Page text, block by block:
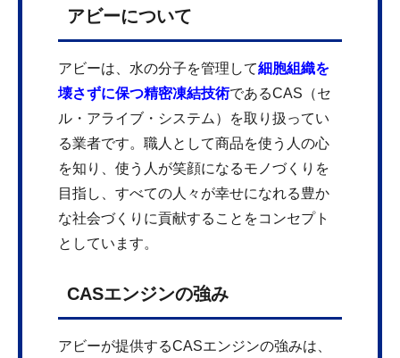
アビーについて
アビーは、水の分子を管理して細胞組織を
壊さずに保つ精密凍結技術であるCAS（セ
ル・アライブ・システム）を取り扱ってい
る業者です。職人として商品を使う人の心
を知り、使う人が笑顔になるモノづくりを
目指し、すべての人々が幸せになれる豊か
な社会づくりに貢献することをコンセプト
としています。
CASエンジンの強み
アビーが提供するCASエンジンの強みは、